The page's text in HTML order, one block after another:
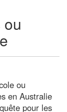
ou
en Australie
pour les